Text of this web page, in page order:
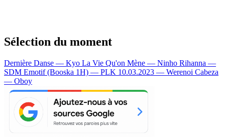
Sélection du moment
Dernière Danse — Kyo La Vie Qu'on Mène — Ninho Rihanna —
SDM Emotif (Booska 1H) — PLK 10.03.2023 — Werenoi Cabeza
— Oboy